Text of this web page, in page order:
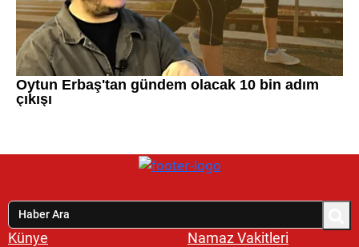
Künye
Namaz Vakitleri